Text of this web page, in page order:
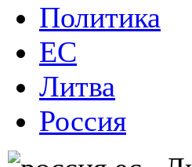
Политика
ЕС
Литва
Россия